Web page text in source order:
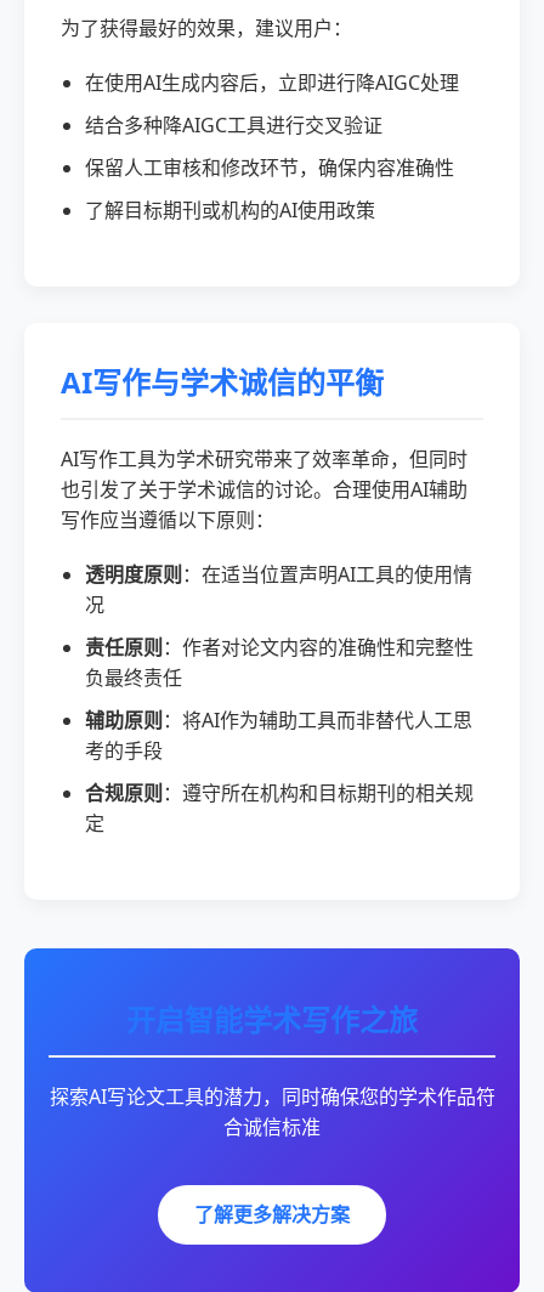
为了获得最好的效果，建议用户：
在使用AI生成内容后，立即进行降AIGC处理
结合多种降AIGC工具进行交叉验证
保留人工审核和修改环节，确保内容准确性
了解目标期刊或机构的AI使用政策
AI写作与学术诚信的平衡
AI写作工具为学术研究带来了效率革命，但同时
也引发了关于学术诚信的讨论。合理使用AI辅助
写作应当遵循以下原则：
透明度原则 ：在适当位置声明AI工具的使用情
况
责任原则 ：作者对论文内容的准确性和完整性
负最终责任
辅助原则 ：将AI作为辅助工具而非替代人工思
考的手段
合规原则 ：遵守所在机构和目标期刊的相关规
定
开启智能学术写作之旅
探索AI写论文工具的潜力，同时确保您的学术作品符
合诚信标准
了解更多解决方案